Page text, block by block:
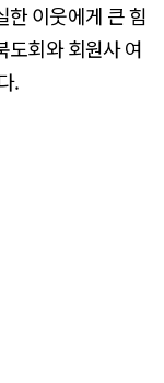
한 이웃에게 큰 힘
도회와 회원사 여
.